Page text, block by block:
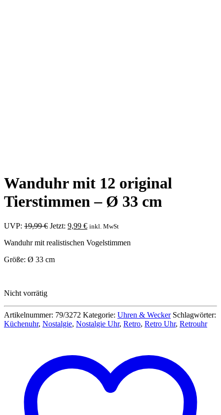
Wanduhr mit 12 original
Tierstimmen – Ø 33 cm
UVP: 19,99€ Ursprünglicher
war:
Jetzt: 9,99 €Aktueller
ist:
inkl. MwSt
Wanduhr mit realistischen Vogelstimmen
Größe: Ø 33 cm
Nicht vorrätig
Artikelnummer: 79/3272 Kategorie: Uhren & Wecker Schlagwörter:
Küchenuhr, Nostalgie, Nostalgie Uhr, Retro, Retro Uhr, Retrouhr